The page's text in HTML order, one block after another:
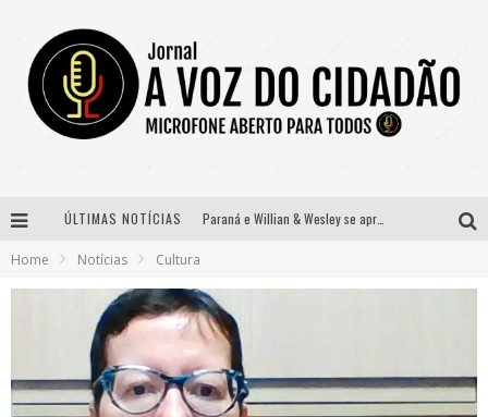
ÚLTIMAS NOTÍCIAS Paraná e Willian & Wesley se apresentam no Carretão Trevo Contagem nesta sexta-feira
Home Notícias Cultura